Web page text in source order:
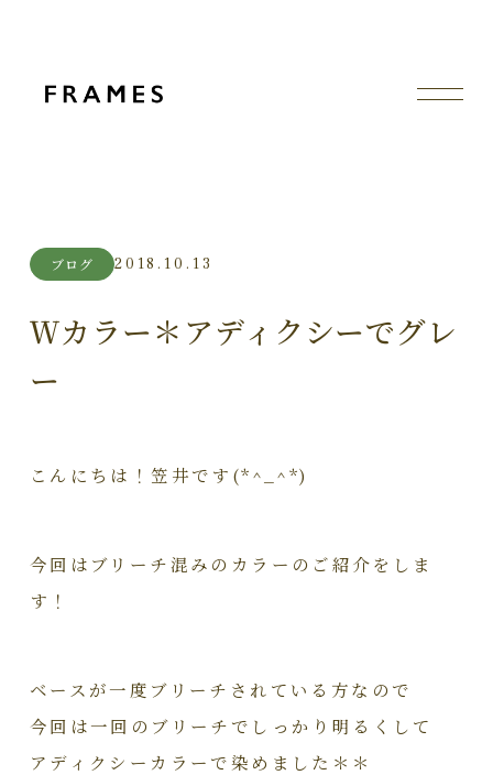
ブログ 2018.10.13
Ｗカラー＊アディクシーでグレ
ー
こんにちは！笠井です(*^_^*)
今回はブリーチ混みのカラーのご紹介をしま
す！
ベースが一度ブリーチされている方なので
今回は一回のブリーチでしっかり明るくして
アディクシーカラーで染めました＊＊